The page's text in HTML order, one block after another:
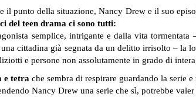
il punto della situazione, Nancy Drew e il suo
del teen drama ci sono tutti:
semplice, intrigante e dalla vita tormentata
cittadina già segnata da un delitto irrisolto – la
e persone non assolutamente in grado di
e tetra che sembra di respirare guardando la serie e
Nancy Drew una serie che sì, potrebbe valer